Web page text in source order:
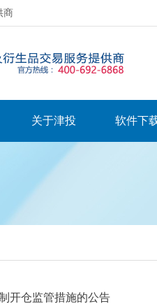
商
关于津投 软件下
开仓监管措施的公告